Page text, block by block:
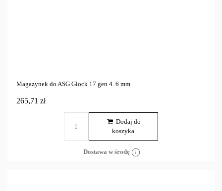
Magazynek do ASG Glock 17 gen 4. 6 mm
265,71 zł
Dodaj do
koszyka
Dostawa w środę